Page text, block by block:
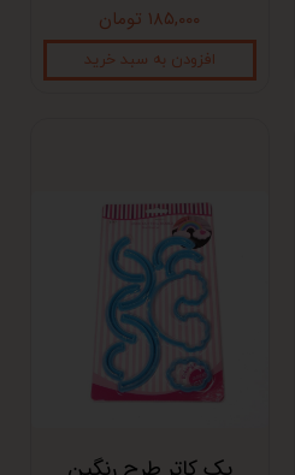
۱۸۵,۰۰۰ تومان
افزودن به سبد خرید